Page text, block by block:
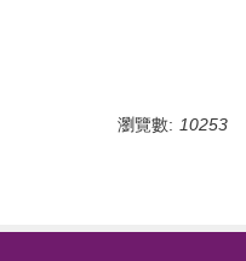
瀏覽數: 10253